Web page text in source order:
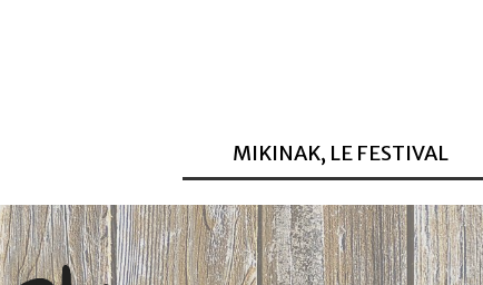
MIKINAK, LE FESTIVAL